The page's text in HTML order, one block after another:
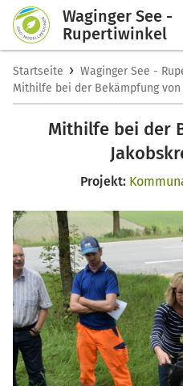
Waginger See -
Rupertiwinkel
Startseite › Waginger See -
Mithilfe bei der Bekämpfung von
Mithilfe bei der
Projekt: